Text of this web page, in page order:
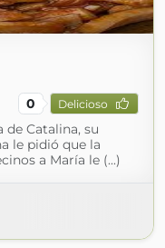
0 Delicioso
de Catalina, su
le pidió que la
a María le (...)